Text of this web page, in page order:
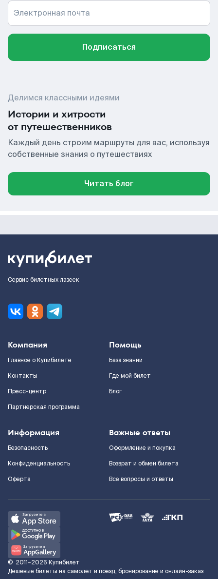
Электронная почта
Подписаться
Делимся классными идеями
Истории и хитрости
от путешественников
Каждый день строим маршруты для вас, используя
собственные знания о путешествиях
Читать блог
Сервис билетных лазеек
Компания
Главное о Купибилете
Контакты
Пресс-центр
Партнерская программа
Помощь
База знаний
Где мой билет
Блог
Информация
Безопасность
Конфиденциальность
Оферта
Важные ответы
Оформление и покупка
Возврат и обмен билета
Все вопросы и ответы
© 2011–2026 Купибилет
Дешёвые билеты на самолёт и поезд, бронирование и онлайн-заказ